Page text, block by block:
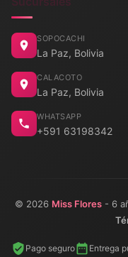
SOPOCACHI
La Paz, Bolivia
CALACOTO
La Paz, Bolivia
WHATSAPP
+591 63198342
© 2026 Miss Flores- 6
Pago seguro Entrega